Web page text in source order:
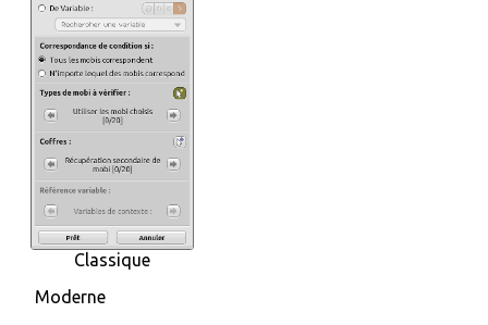
Classique
Moderne